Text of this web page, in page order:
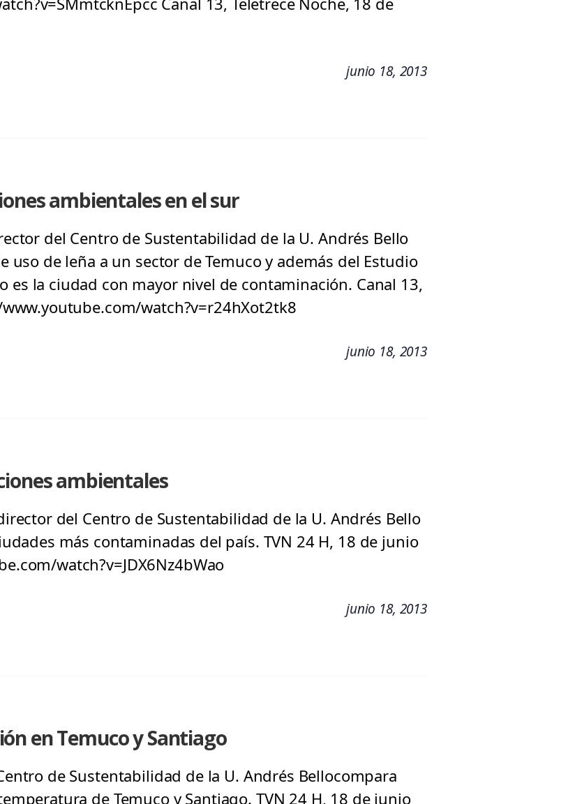
junio 18, 2013
ambientales en el sur
del Centro de Sustentabilidad de la U. Andrés Bello
uso de leña a un sector de Temuco y además del Estudio
es la ciudad con mayor nivel de contaminación. Canal 13,
watch?v=r24hXot2tk8
junio 18, 2013
ambientales
del Centro de Sustentabilidad de la U. Andrés Bello
más contaminadas del país. TVN 24 H, 18 de junio
watch?v=JDX6Nz4bWao
junio 18, 2013
en Temuco y Santiago
de Sustentabilidad de la U. Andrés Bellocompara
de Temuco y Santiago. TVN 24 H, 18 de junio